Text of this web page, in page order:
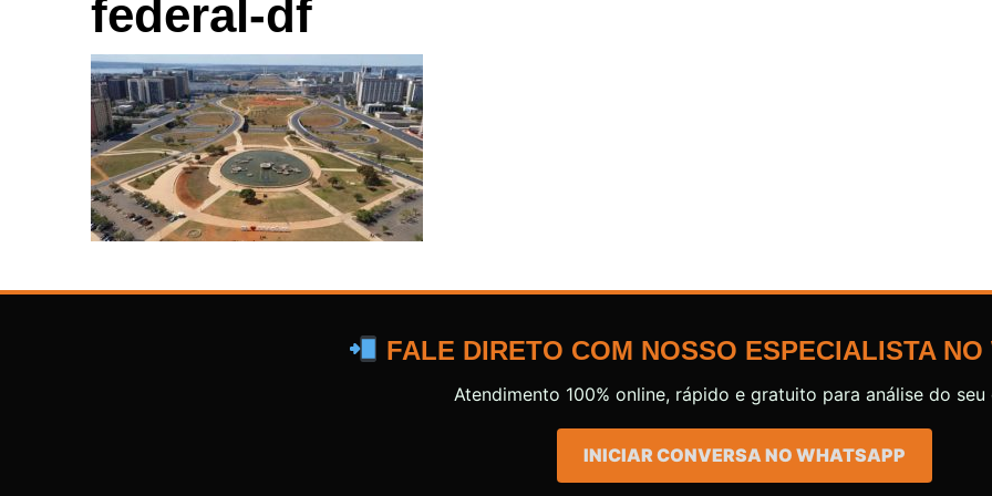
federal-df
FALE DIRETO COM NOSSO ESPECIALISTA NO
Atendimento 100% online, rápido e gratuito para análise do seu
INICIAR CONVERSA NO WHATSAPP